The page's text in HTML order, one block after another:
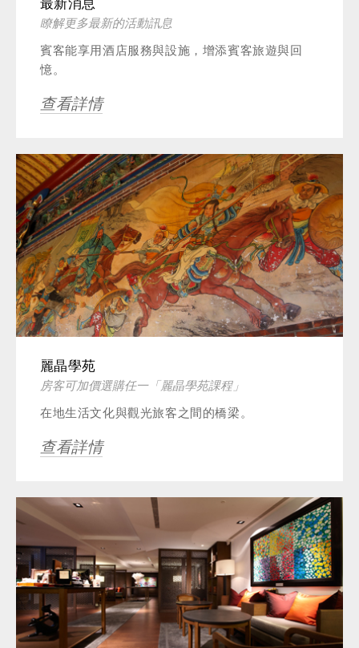
最新消息
瞭解更多最新的活動訊息
賓客能享用酒店服務與設施，增添賓客旅遊與回
憶。
查看詳情
麗晶學苑
房客可加價選購任一「麗晶學苑課程」
在地生活文化與觀光旅客之間的橋梁。
查看詳情